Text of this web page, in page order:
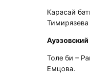
Карасай
Тимирязева
Ауэзовский
Толе би –
Емцова.